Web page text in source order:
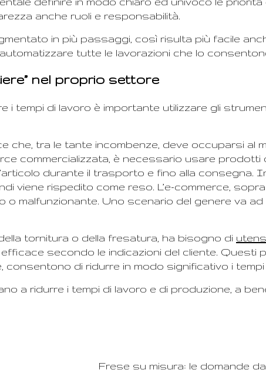
anche ruoli e responsabilità.
in più passaggi, così risulta più facile
tutte le lavorazioni che lo
nel proprio settore
i tempi di lavoro è importante utilizzare gli
che, tra le tante incombenze, deve occuparsi al
commercializzata, è necessario usare
durante il trasporto e fino alla consegna.
viene rispedito come reso. L’e-commerce,
o malfunzionante. Uno scenario del genere va
tornitura o della fresatura, ha bisogno di
secondo le indicazioni del cliente. Questi
consentono di ridurre in modo significativo i tempi
a ridurre i tempi di lavoro e di produzione, a
Frese su misura: le domande